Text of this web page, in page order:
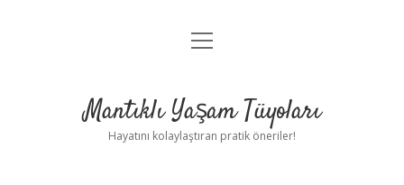
Anasayfa
Yasal Uyarı
menüyü
Mantıklı Yaşam Tüyoları
Hayatını kolaylaştıran pratik öneriler!